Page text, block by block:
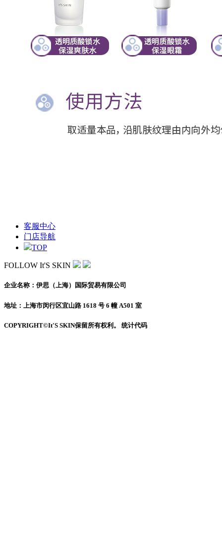
客服中心
门店导航
TOP
FOLLOW It'S SKIN
企业名称：伊思（上海）国际贸易有限公司
地址：上海市闵行区宜山路 1618 号 6 幢 A501 室
COPYRIGHT©It'S SKIN保留所有权利。 统计代码